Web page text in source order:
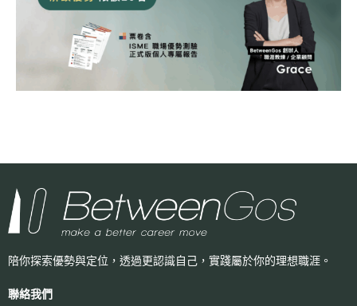
陪你探索優勢與定位，透過更認識自己， 實踐屬於你的理想職涯。
聯絡我們